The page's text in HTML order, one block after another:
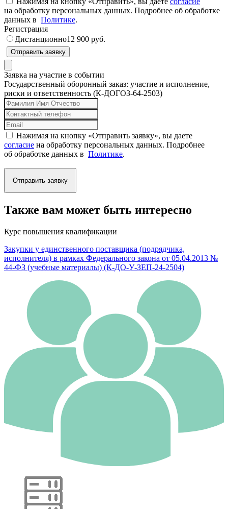
на обработку персональных данных. Подробнее об обработке
данных в Политике.
Регистрация
Дистанционно12 900 руб.
Отправить заявку
Заявка на участие в событии
Государственный оборонный заказ: участие и исполнение,
риски и ответственность (К-ДОГОЗ-64-2503)
Нажимая на кнопку «Отправить заявку», вы даете
согласие на обработку персональных данных. Подробнее
об обработке данных в Политике.
Отправить заявку
Также вам может быть интересно
Курс повышения квалификации
Закупки у единственного поставщика (подрядчика,
исполнителя) в рамках Федерального закона от 05.04.2013 №
44-ФЗ (учебные материалы) (К-ДО-У-ЗЕП-24-2504)